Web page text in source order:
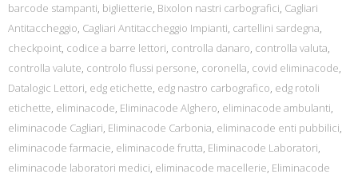
barcode stampanti, biglietterie, Bixolon nastri carbografici, Cagliari
Antitaccheggio, Cagliari Antitaccheggio Impianti, cartellini sardegna,
checkpoint, codice a barre lettori, controlla danaro, controlla valuta,
controlla valute, controlo flussi persone, coronella, covid eliminacode,
Datalogic Lettori, edg etichette, edg nastro carbografico, edg rotoli
etichette, eliminacode, Eliminacode Alghero, eliminacode ambulanti,
eliminacode Cagliari, Eliminacode Carbonia, eliminacode enti pubbilici,
eliminacode farmacie, eliminacode frutta, Eliminacode Laboratori,
eliminacode laboratori medici, eliminacode macellerie, Eliminacode